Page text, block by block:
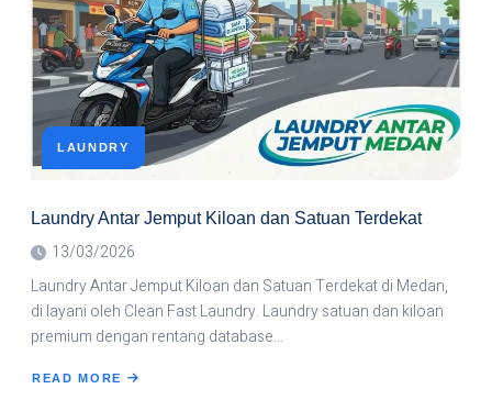
LAUNDRY
Laundry Antar Jemput Kiloan dan Satuan Terdekat
13/03/2026
Laundry Antar Jemput Kiloan dan Satuan Terdekat di Medan,
di layani oleh Clean Fast Laundry. Laundry satuan dan kiloan
premium dengan rentang database…
READ MORE
ABOUT